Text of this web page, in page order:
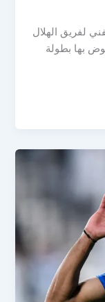
لفريق الهلال
بها بطولة